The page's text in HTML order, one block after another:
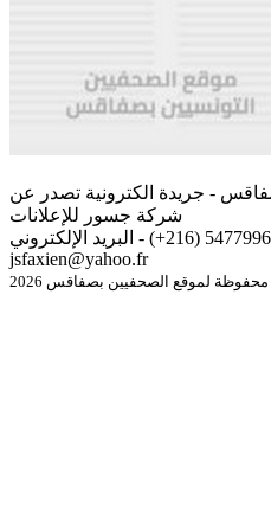
- جريدة الكترونية تصدر عن
شركة جسور للإعلانات
للإتصال أو نشر الردود الهاتف 54779966 (216+) - البريد الإلكتروني
jsfaxien@yahoo.fr
لموقع الصحفيين بصفاقس 2026